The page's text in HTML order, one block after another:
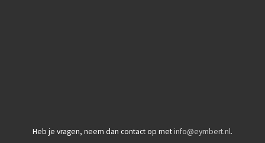
Heb je vragen, neem dan contact op metinfo@eymbert.nl.